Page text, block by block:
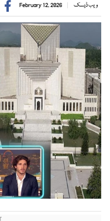
ویب ڈیسک February 12, 2026